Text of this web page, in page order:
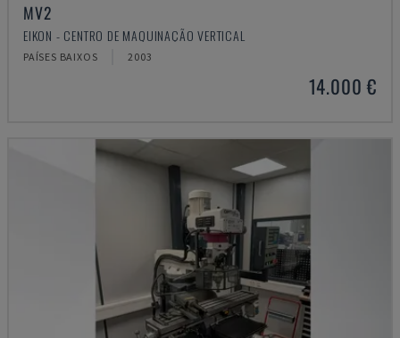
MV2
EIKON - CENTRO DE MAQUINAÇÃO VERTICAL
PAÍSES BAIXOS 2003
14.000 €